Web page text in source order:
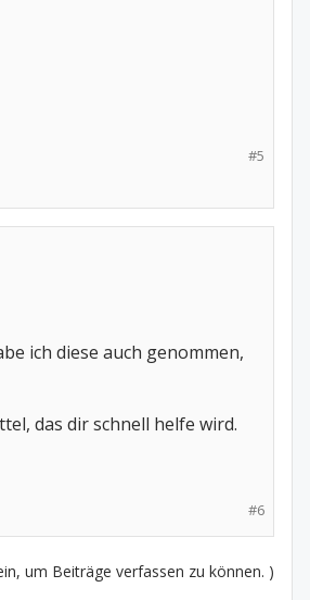
#5
ich diese auch genommen,
das dir schnell helfe wird.
#6
um Beiträge verfassen zu können. )